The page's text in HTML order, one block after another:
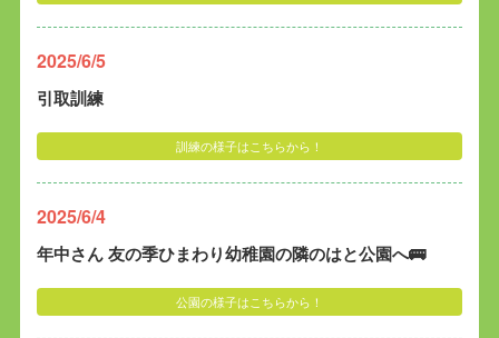
2025/6/5
引取訓練
訓練の様子はこちらから！
2025/6/4
年中さん 友の季ひまわり幼稚園の隣のはと公園へ🚌
公園の様子はこちらから！